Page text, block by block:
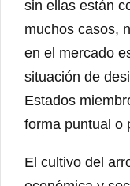
sin ellas están
muchos casos,
en el mercado
situación de
Estados
forma puntual o
El cultivo del